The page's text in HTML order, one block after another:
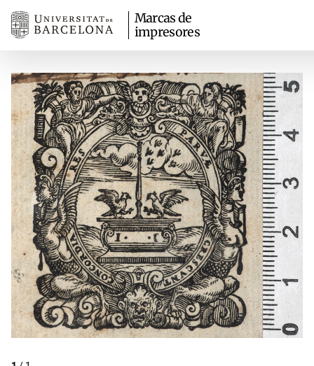
Marcas de
impresores